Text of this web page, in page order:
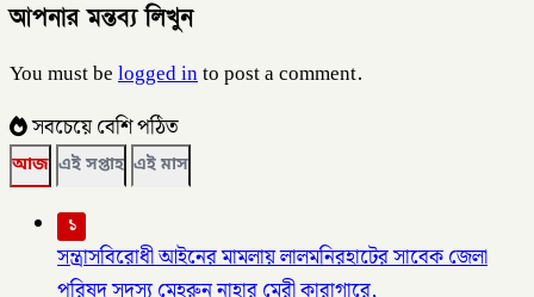
আপনার মন্তব্য লিখুন
You must belogged into post a comment.
সবচেয়ে বেশি পঠিত
আজ এই সপ্তাহ এই মাস
১
সন্ত্রাসবিরোধী আইনের মামলায় লালমনিরহাটের সাবেক জেলা